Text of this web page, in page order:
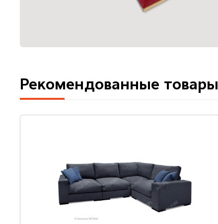
Рекомендованные товары